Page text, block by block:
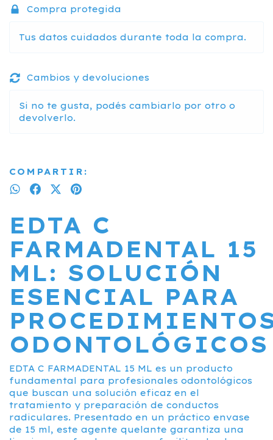
Compra protegida
Tus datos cuidados durante toda la compra.
Cambios y devoluciones
Si no te gusta, podés cambiarlo por otro o
devolverlo.
COMPARTIR:
EDTA C
FARMADENTAL 15
ML: SOLUCIÓN
ESENCIAL PARA
ODONTOLÓGICOS
EDTA C FARMADENTAL 15 ML es un producto
fundamental para profesionales odontológicos
que buscan una solución eficaz en el
tratamiento y preparación de conductos
radiculares. Presentado en un práctico envase
de 15 ml, este agente quelante garantiza una